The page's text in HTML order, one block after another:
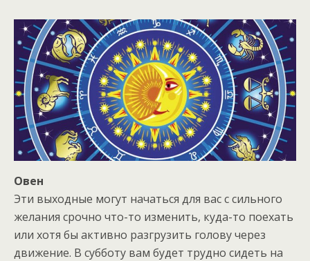
Овен
Эти выходные могут начаться для вас с сильного
желания срочно что-то изменить, куда-то поехать
или хотя бы активно разгрузить голову через
движение. В субботу вам будет трудно сидеть на